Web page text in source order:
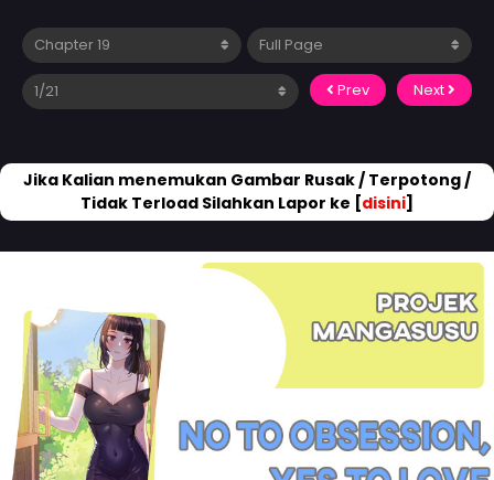
Prev Next
Jika Kalian menemukan Gambar Rusak / Terpotong /
Tidak Terload Silahkan Lapor ke [disini]